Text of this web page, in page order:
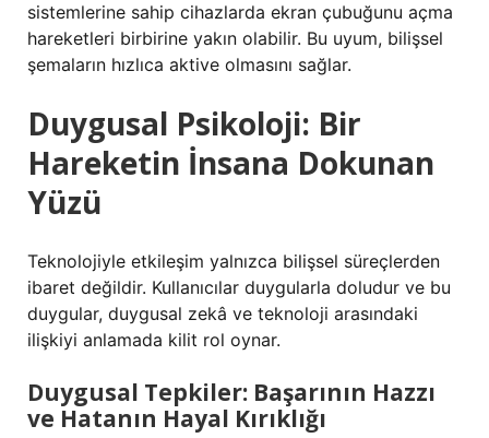
sistemlerine sahip cihazlarda ekran çubuğunu açma
hareketleri birbirine yakın olabilir. Bu uyum, bilişsel
şemaların hızlıca aktive olmasını sağlar.
Duygusal Psikoloji: Bir
Hareketin İnsana Dokunan
Yüzü
Teknolojiyle etkileşim yalnızca bilişsel süreçlerden
ibaret değildir. Kullanıcılar duygularla doludur ve bu
duygular, duygusal zekâ ve teknoloji arasındaki
ilişkiyi anlamada kilit rol oynar.
Duygusal Tepkiler: Başarının Hazzı
ve Hatanın Hayal Kırıklığı